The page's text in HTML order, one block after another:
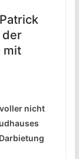
der
mit
nicht